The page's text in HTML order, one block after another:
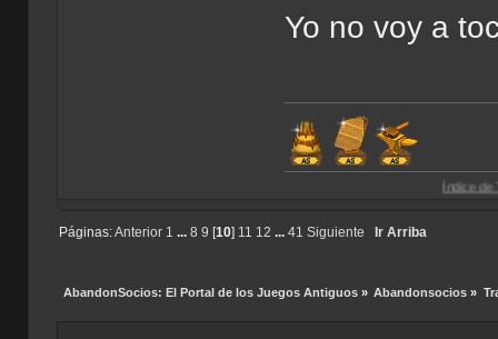
Yo no voy a
Índice de Traducciones
Páginas:Anterior 1 ... 8 9 [10] 11 12 ... 41 Siguiente Ir Arriba
AbandonSocios: El Portal de los Juegos Antiguos» Abandonsocios »